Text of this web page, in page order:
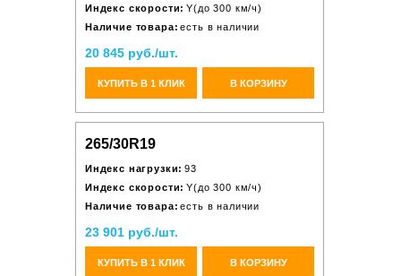
Индекс скорости: Y(до 300 км/ч)
Наличие товара: есть в наличии
20 845 руб./шт.
КУПИТЬ В 1 КЛИК В КОРЗИНУ
265/30R19
Индекс нагрузки: 93
Индекс скорости: Y(до 300 км/ч)
Наличие товара: есть в наличии
23 901 руб./шт.
КУПИТЬ В 1 КЛИК В КОРЗИНУ